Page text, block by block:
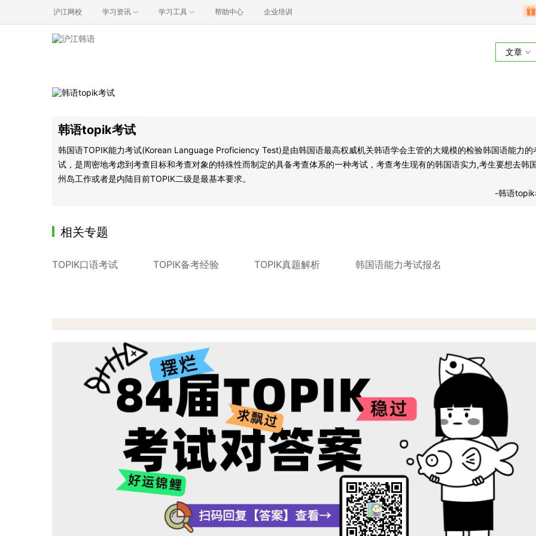
沪江网校 学习资讯 学习工具 帮助中心 企业培训
文章
韩语topik考试
韩国语TOPIK能力考试(Korean Language Proficiency Test)是由韩国语最高权威机关韩语学会主管的大规模的检验韩国语能力的
试，是周密地考虑到考查目标和考查对象的特殊性而制定的具备考查体系的一种考试，考查考生现有的韩国语实力,考生要想去韩
州岛工作或者是内陆目前TOPIK二级是最基本要求。
-韩语topik
相关专题
TOPIK口语考试 TOPIK备考经验 TOPIK真题解析 韩国语能力考试报名